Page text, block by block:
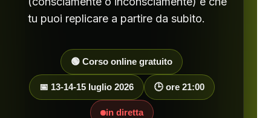
tu puoi replicare a partire da subito.
🟢 Corso online gratuito
📅 13-14-15 luglio 2026 🕒 ore 21:00
in diretta